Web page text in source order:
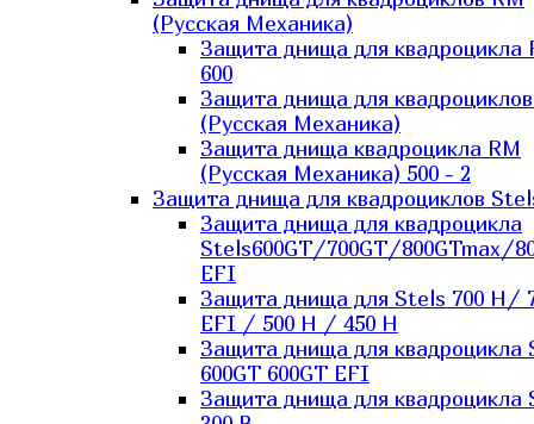
(Русская Механика)
Защита днища для квадроцикла
600
Защита днища для
(Русская Механика)
Защита днища квадроцикла RM
(Русская Механика) 500 - 2
Защита днища для квадроциклов
Защита днища для квадроцикла
Stels600GT/700GT/800GTmax/
EFI
Защита днища для Stels 700 H/
EFI / 500 H / 450 H
Защита днища для квадроцикла
600GT 600GT EFI
Защита днища для квадроцикла